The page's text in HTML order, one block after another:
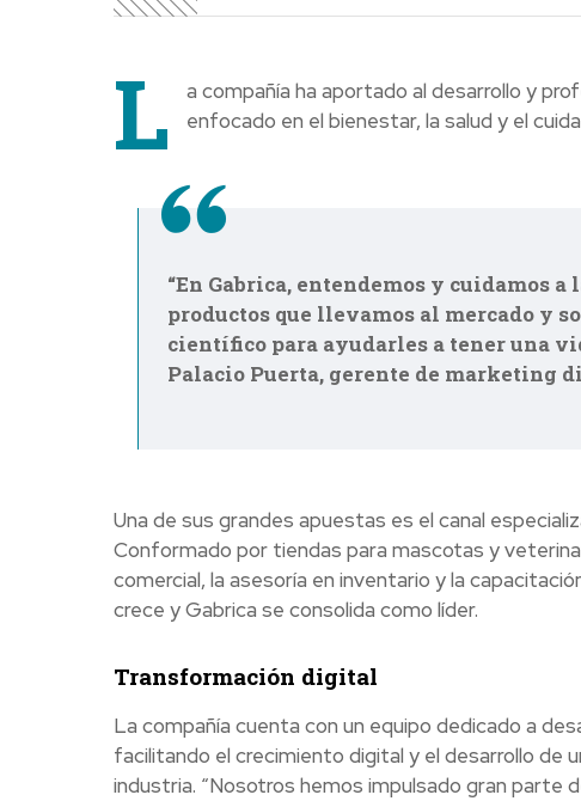
L
a compañía ha aportado al desarrollo y
enfocado en el bienestar, la salud y el
“En Gabrica, entendemos y cuidamos a
productos que llevamos al mercado y
científico para ayudarles a tener una
Palacio Puerta, gerente de marketing
Una de sus grandes apuestas es el canal
Conformado por tiendas para mascotas y
comercial, la asesoría en inventario y la
crece y Gabrica se consolida como líder.
Transformación digital
La compañía cuenta con un equipo dedicado a
facilitando el crecimiento digital y el desarrollo de
industria. “Nosotros hemos impulsado gran parte